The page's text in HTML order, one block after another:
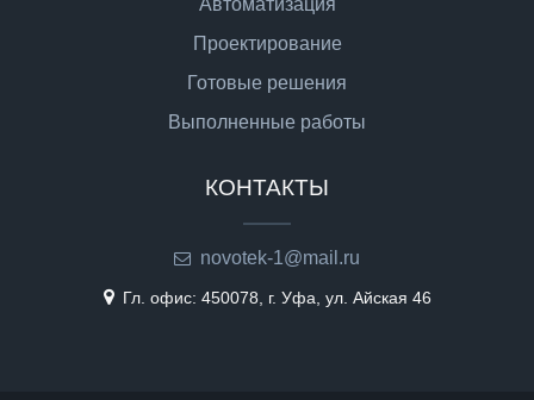
Проектирование
Готовые решения
Выполненные работы
КОНТАКТЫ
novotek-1@mail.ru
Гл. офис: 450078, г. Уфа, ул. Айская 46